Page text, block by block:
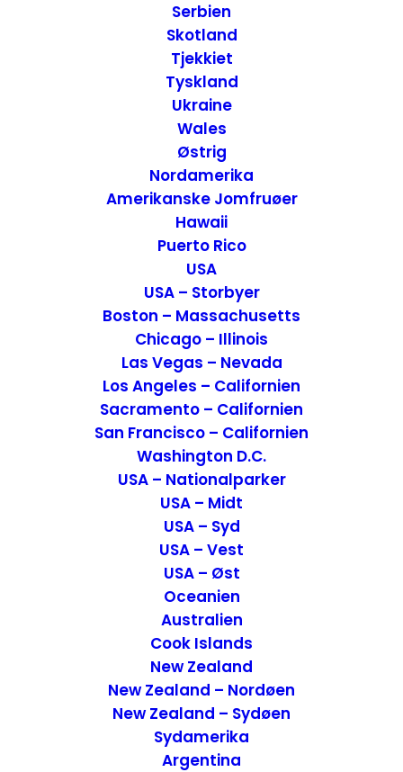
Serbien
Skotland
Tjekkiet
Tyskland
Ukraine
Wales
Østrig
Nordamerika
Amerikanske Jomfruøer
Hawaii
Puerto Rico
USA
USA – Storbyer
Boston – Massachusetts
Chicago – Illinois
Las Vegas – Nevada
Los Angeles – Californien
Sacramento – Californien
San Francisco – Californien
Washington D.C.
USA – Nationalparker
USA – Midt
USA – Syd
USA – Vest
USA – Øst
Oceanien
Australien
Cook Islands
New Zealand
New Zealand – Nordøen
New Zealand – Sydøen
Sydamerika
Argentina
De bedste rejseoplevelser i 2018
Tyskland,Norge
12. februar 2019
Oplevelser i UNESCO-byen Bath og omegn –
England